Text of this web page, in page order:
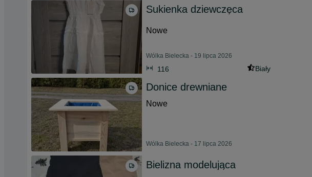
Sukienka dziewczęca
Nowe
Wólka Bielecka - 19 lipca 2026
116 Biały
Donice drewniane
Nowe
Wólka Bielecka - 17 lipca 2026
Bielizna modelująca